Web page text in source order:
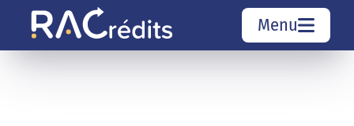
Menu